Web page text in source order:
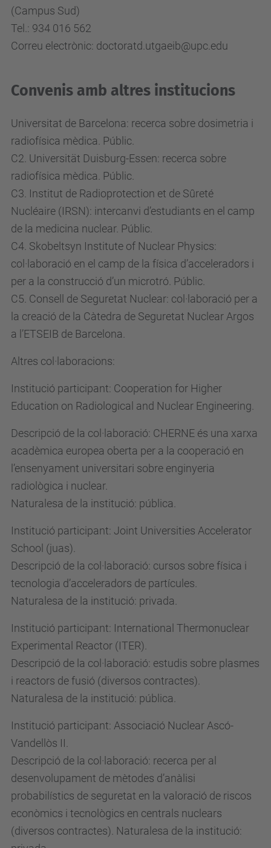
(Campus Sud)
Tel.: 934 016 562
Correu electrònic: doctoratd.utgaeib@upc.edu
Convenis amb altres institucions
Universitat de Barcelona: recerca sobre dosimetria i
radiofísica mèdica. Públic.
C2. Universität Duisburg-Essen: recerca sobre
radiofísica mèdica. Públic.
C3. Institut de Radioprotection et de Sûreté
Nucléaire (IRSN): intercanvi d’estudiants en el camp
de la medicina nuclear. Públic.
C4. Skobeltsyn Institute of Nuclear Physics:
col·laboració en el camp de la física d’acceleradors i
per a la construcció d’un microtró. Públic.
C5. Consell de Seguretat Nuclear: col·laboració per a
la creació de la Càtedra de Seguretat Nuclear Argos
a l’ETSEIB de Barcelona.
Altres col·laboracions:
Institució participant: Cooperation for Higher
Education on Radiological and Nuclear Engineering.
Descripció de la col·laboració: CHERNE és una xarxa
acadèmica europea oberta per a la cooperació en
l’ensenyament universitari sobre enginyeria
radiològica i nuclear.
Naturalesa de la institució: pública.
Institució participant: Joint Universities Accelerator
School (juas).
Descripció de la col·laboració: cursos sobre física i
tecnologia d’acceleradors de partícules.
Naturalesa de la institució: privada.
Institució participant: International Thermonuclear
Experimental Reactor (ITER).
Descripció de la col·laboració: estudis sobre plasmes
i reactors de fusió (diversos contractes).
Naturalesa de la institució: pública.
Institució participant: Associació Nuclear Ascó-
Vandellòs II.
Descripció de la col·laboració: recerca per al
desenvolupament de mètodes d’anàlisi
probabilístics de seguretat en la valoració de riscos
econòmics i tecnològics en centrals nuclears
(diversos contractes). Naturalesa de la institució: